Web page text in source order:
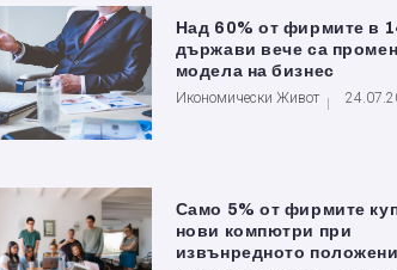
Над 60% от фирмите в
държави вече са
модела на бизнес
Икономически Живот
Само 5% от фирмите
нови компютри при
извънредното